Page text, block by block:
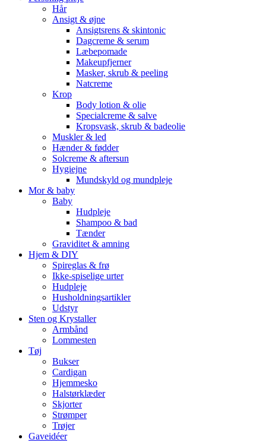
Hår
Ansigt & øjne
Ansigtsrens & skintonic
Dagcreme & serum
Læbepomade
Makeupfjerner
Masker, skrub & peeling
Natcreme
Krop
Body lotion & olie
Specialcreme & salve
Kropsvask, skrub & badeolie
Muskler & led
Hænder & fødder
Solcreme & aftersun
Hygiejne
Mundskyld og mundpleje
Mor & baby
Baby
Hudpleje
Shampoo & bad
Tænder
Graviditet & amning
Hjem & DIY
Spireglas & frø
Ikke-spiselige urter
Hudpleje
Husholdningsartikler
Udstyr
Sten og Krystaller
Armbånd
Lommesten
Tøj
Bukser
Cardigan
Hjemmesko
Halstørklæder
Skjorter
Strømper
Trøjer
Gaveidéer